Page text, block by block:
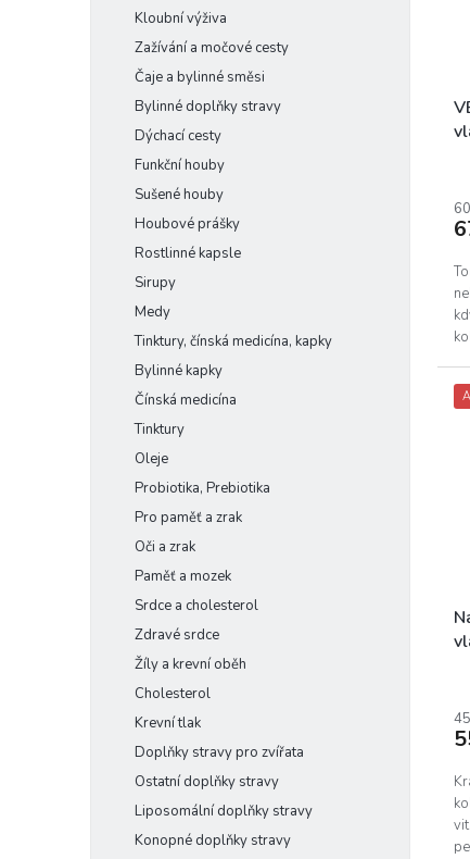
Kloubní výživa
Zažívání a močové cesty
Čaje a bylinné směsi
Bylinné doplňky stravy
Dýchací cesty
Funkční houby
Sušené houby
Houbové prášky
Rostlinné kapsle
Sirupy
Medy
Tinktury, čínská medicína, kapky
Bylinné kapky
Čínská medicína
Tinktury
Oleje
Probiotika, Prebiotika
Pro paměť a zrak
Oči a zrak
Paměť a mozek
Srdce a cholesterol
Zdravé srdce
Žíly a krevní oběh
Cholesterol
Krevní tlak
Doplňky stravy pro zvířata
Ostatní doplňky stravy
Liposomální doplňky stravy
Konopné doplňky stravy
k
t
je
z
5